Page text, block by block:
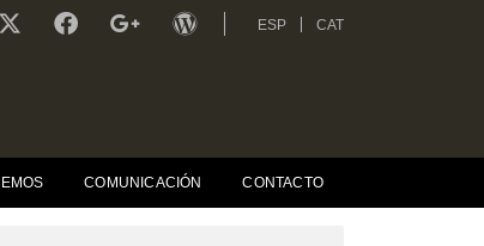
ESP CAT
COMUNICACIÓN CONTACTO